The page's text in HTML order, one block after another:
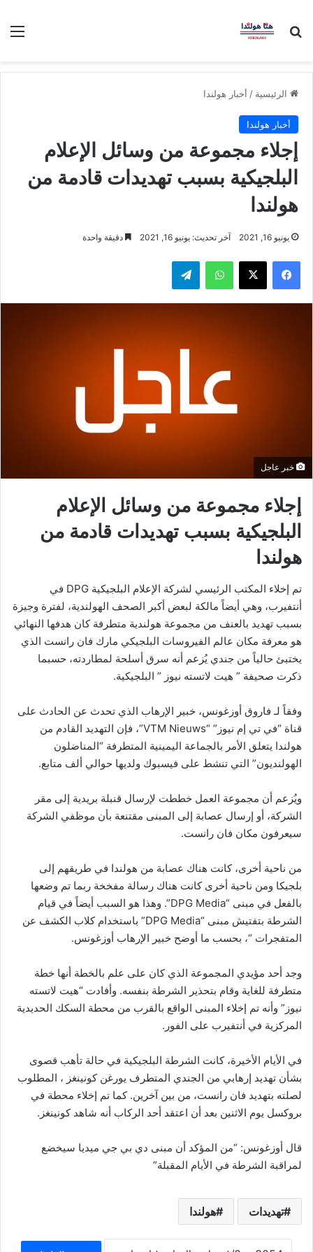
بحث عن
الرئيسية / أخبار هولندا
أخبار هولندا
إجلاء مجموعة من وسائل الإعلام
البلجيكية بسبب تهديدات قادمة من
هولندا
يونيو 16, 2021 آخر تحديث: يونيو 16, 2021 دقيقة واحدة
فيسبوك ‫X واتساب تيلقرام
خبر عاجل
إجلاء مجموعة من وسائل الإعلام
البلجيكية بسبب تهديدات قادمة من
هولندا
تم إخلاء المكتب الرئيسي لشركة الإعلام البلجيكية DPG في
أنتفيرب، وهي أيضاً مالكة لبعض أكبر الصحف الهولندية، لفترة وجيزة
بسبب تهديد بالعنف من مجموعة هولندية متطرفة كان هدفها النهائي
هو معرفة مكان عالم الفيروسات البلجيكي مارك فان رانست الذي
يختبئ حالياً من جندي يُزعم أنه سرق أسلحة لمطاردته، حسبما
ذكرت صحيفة ” هيت لاتسته نيوز ” البلجيكية.
وفقاً لـ فاروق أوزغونس، خبير الإرهاب الذي تحدث عن الحادث على
قناة “في تي إم نيوز” “VTM Nieuws”، فإن التهديد القادم من
هولندا يتعلق الأمر بالجماعة اليمينية المتطرفة “المناضلون
الهولنديون” التي تنشط على فيسبوك ولديها حوالي ألف متابع.
ويُزعم أن مجموعة العمل خططت لإرسال قنبلة بريدية إلى مقر
الشركة، أو إرسال عصابة إلى المبنى مقتنعة بأن موظفي الشركة
سيعرفون مكان فان رانست.
من ناحية أخرى، كانت هناك عصابة من هولندا في طريقهم إلى
بلجيكا ومن ناحية أخرى كانت هناك رسالة مفخخة ربما تم وضعها
بالفعل في مبنى “DPG Media”. وهذا هو السبب أيضاً في قيام
الشرطة بتفتيش مبنى “DPG Media” باستخدام كلاب الكشف عن
المتفجرات “، بحسب ما أوضح خبير الإرهاب أوزغونس.
وجد أحد مؤيدي المجموعة الذي كان على علم بالخطة أنها خطة
متطرفة للغاية وقام بتحذير الشرطة بنفسه. وأفادت “هيت لاتسته
نيوز” وأنه تم إخلاء المبنى الواقع بالقرب من محطة السكك الحديدية
المركزية في أنتفيرب على الفور.
في الأيام الأخيرة، كانت الشرطة البلجيكية في حالة تأهب قصوى
بشأن تهديد إرهابي من الجندي المتطرف يورغن كونينغز ، المطلوب
لصلته بتهديد فان رانست، من بين آخرين. كما تم إخلاء محطة في
بروكسل يوم الاثنين بعد أن اعتقد أحد الركاب أنه شاهد كونينغز.
قال أوزغونس: “من المؤكد أن مبنى دي بي جي ميديا ​​سيخضع
لمراقبة الشرطة في الأيام المقبلة”
تهديدات هولندا